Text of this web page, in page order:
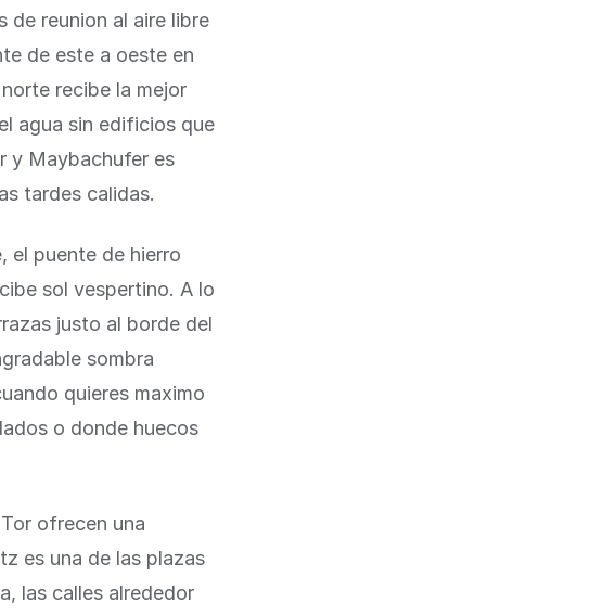
de reunion al aire libre
de este a oeste en
recibe la mejor
agua sin edificios que
y Maybachufer es
tardes calidas.
el puente de hierro
sol vespertino. A lo
justo al borde del
sombra
quieres maximo
o donde huecos
ofrecen una
es una de las plazas
las calles alrededor